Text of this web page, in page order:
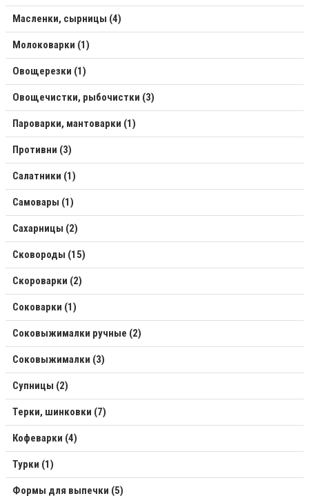
Масленки, сырницы (4)
Молоковарки (1)
Овощерезки (1)
Овощечистки, рыбочистки (3)
Пароварки, мантоварки (1)
Противни (3)
Салатники (1)
Самовары (1)
Сахарницы (2)
Сковороды (15)
Скороварки (2)
Соковарки (1)
Соковыжималки ручные (2)
Соковыжималки (3)
Супницы (2)
Терки, шинковки (7)
Кофеварки (4)
Турки (1)
Формы для выпечки (5)